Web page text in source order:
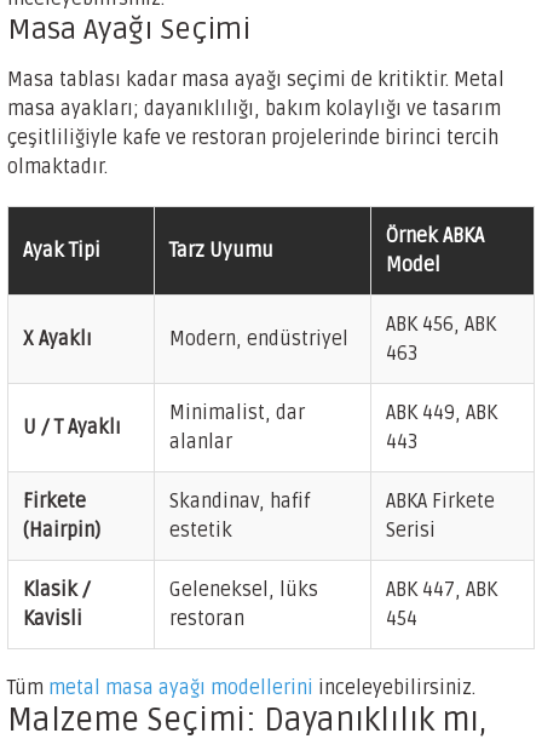
Masa Ayağı Seçimi
Masa tablası kadar masa ayağı seçimi de kritiktir. Metal
masa ayakları; dayanıklılığı, bakım kolaylığı ve tasarım
çeşitliliğiyle kafe ve restoran projelerinde birinci tercih
olmaktadır.
Ayak Tipi Tarz Uyumu
Örnek ABKA
Model
X Ayaklı Modern, endüstriyel
ABK 456, ABK
463
U / T Ayaklı
Minimalist, dar
alanlar
ABK 449, ABK
443
Firkete
(Hairpin)
Skandinav, hafif
estetik
ABKA Firkete
Serisi
Klasik /
Kavisli
Geleneksel, lüks
restoran
ABK 447, ABK
454
Tüm metal masa ayağı modellerini inceleyebilirsiniz.
Malzeme Seçimi: Dayanıklılık mı,